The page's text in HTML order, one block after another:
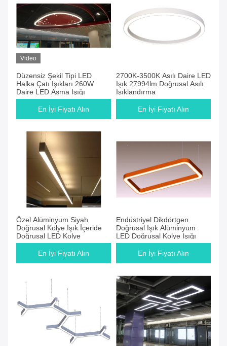
Video
Düzensiz Şekil Tipi LED
Halka Çatı Işıkları 260W
Daire LED Asma Işığı
En İyi Fiyatı Alın
2700K-3500K Asılı Daire LED
Işık 27994lm Doğrusal Asılı
Işıklandırma
En İyi Fiyatı Alın
Özel Alüminyum Siyah
Doğrusal Kolye Işık İçeride
Doğrusal LED Kolye
En İyi Fiyatı Alın
Endüstriyel Dikdörtgen
Doğrusal Işık Alüminyum
LED Doğrusal Kolye Işığı
En İyi Fiyatı Alın